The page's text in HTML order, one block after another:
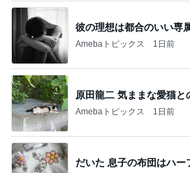
彼の理想は都合のいい専
Amebaトピックス 1日前
原田龍二 気ままな愛猫と
Amebaトピックス 1日前
だいた 息子の布団はハー